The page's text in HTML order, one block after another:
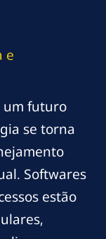
e
um futuro
se torna
Softwares
estão